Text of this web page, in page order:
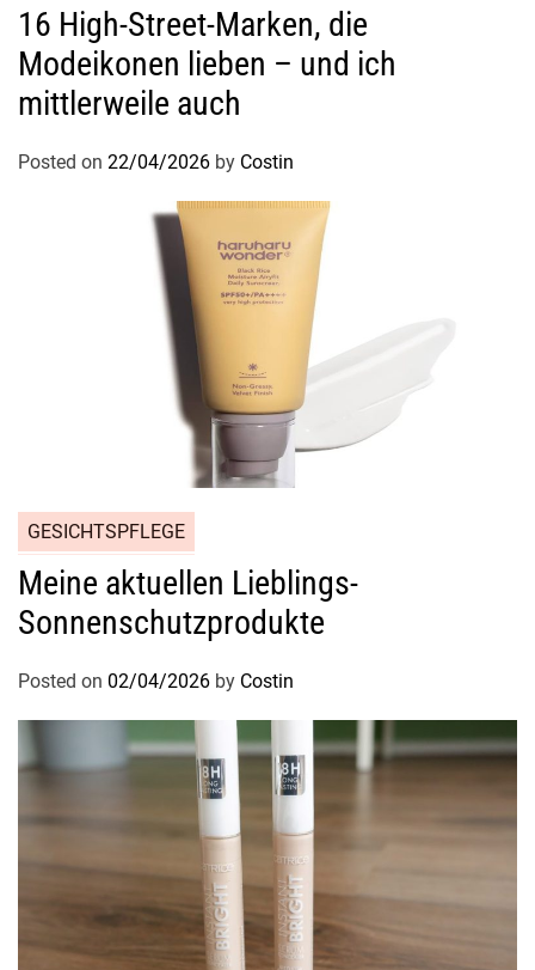
16 High-Street-Marken, die
Modeikonen lieben – und ich
mittlerweile auch
Posted on 22/04/2026 by Costin
GESICHTSPFLEGE
Meine aktuellen Lieblings-
Sonnenschutzprodukte
Posted on 02/04/2026 by Costin